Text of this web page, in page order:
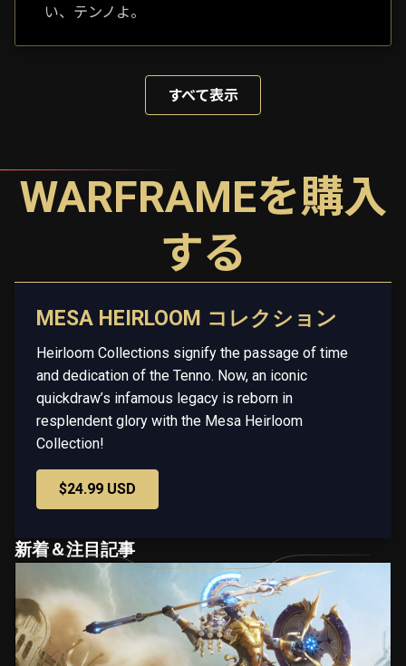
い、テンノよ。
すべて表示
WARFRAMEを購入
する
MESA HEIRLOOM コレクション
Heirloom Collections signify the passage of time
and dedication of the Tenno. Now, an iconic
quickdraw’s infamous legacy is reborn in
resplendent glory with the Mesa Heirloom
Collection!
$24.99 USD
新着＆注目記事